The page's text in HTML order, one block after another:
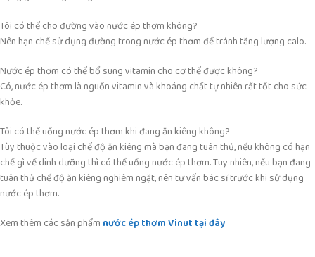
Tôi có thể cho đường vào nước ép thơm không?
Nên hạn chế sử dụng đường trong nước ép thơm để tránh tăng lượng calo.
Nước ép thơm có thể bổ sung vitamin cho cơ thể được không?
Có, nước ép thơm là nguồn vitamin và khoáng chất tự nhiên rất tốt cho sức
khỏe.
Tôi có thể uống nước ép thơm khi đang ăn kiêng không?
Tùy thuộc vào loại chế độ ăn kiêng mà bạn đang tuân thủ, nếu không có hạn
chế gì về dinh dưỡng thì có thể uống nước ép thơm. Tuy nhiên, nếu bạn đang
tuân thủ chế độ ăn kiêng nghiêm ngặt, nên tư vấn bác sĩ trước khi sử dụng
nước ép thơm.
Xem thêm các sản phẩm nước ép thơm Vinut tại đây